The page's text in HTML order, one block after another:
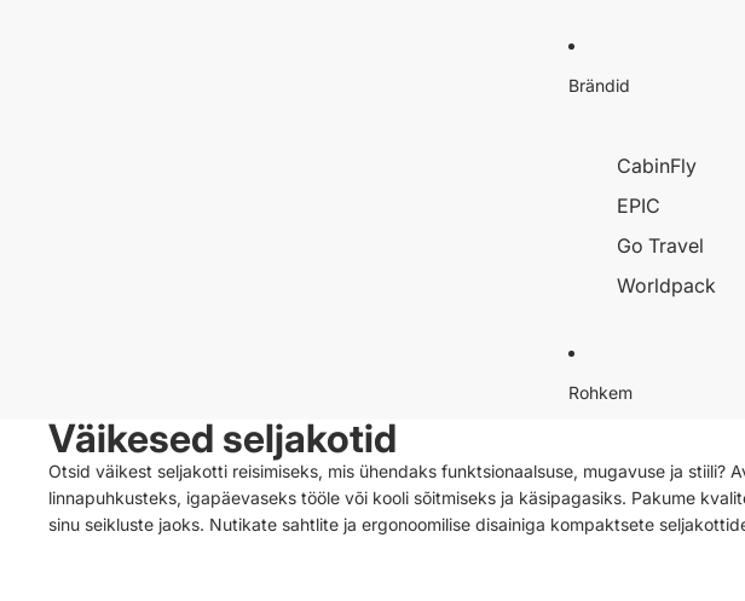
Brändid
CabinFly
EPIC
Go Travel
Worldpack
Rohkem
Väikesed seljakotid
Otsid väikest seljakotti reisimiseks, mis ühendaks funktsionaalsuse, mugavuse ja
linnapuhkusteks, igapäevaseks tööle või kooli sõitmiseks ja käsipagasiks. Pakume
sinu seikluste jaoks. Nutikate sahtlite ja ergonoomilise disainiga kompaktsete